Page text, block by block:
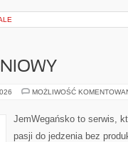
MOŻLIWOŚĆ
JemWegańsko to serwis,
pasji do jedzenia bez